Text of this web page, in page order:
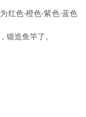
红色-橙色-紫色-蓝色
锻造鱼竿了。